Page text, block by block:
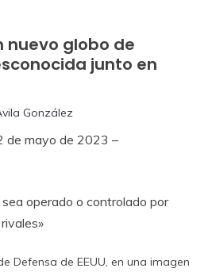
nuevo globo de
junto en
González
de mayo de 2023 –
operado o controlado por
Defensa de EEUU, en una imagen